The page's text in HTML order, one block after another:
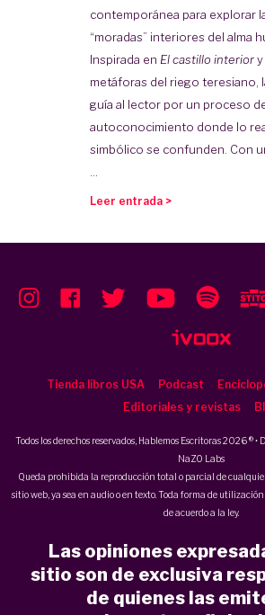
contemporánea para explorar
“moradas” interiores del alma
Inspirada en El castillo interiory
metáforas del riego teresiano,
guía al lector por un proceso
autoconocimiento donde lo
simbólico se confunden. Con
Leer entrada >
Tienda libros USA Podcast
Editoriales y revistas
Todos los derechos reservados, Hablemos Escritoras 2026 ® •
NaZO Labs
Queda prohibida la reproducción total o parcial de
sitio web, ya sea en audio o en texto. Toda forma de
de acuerdo a la ley.
Las opiniones
sitio son de exclusiva
de quienes las